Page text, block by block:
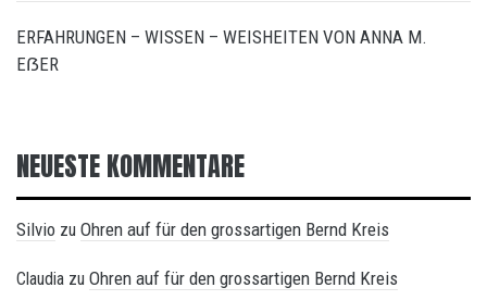
ERFAHRUNGEN – WISSEN – WEISHEITEN VON ANNA M.
EẞER
NEUESTE KOMMENTARE
Silvio zu Ohren auf für den grossartigen Bernd Kreis
Claudia zu Ohren auf für den grossartigen Bernd Kreis